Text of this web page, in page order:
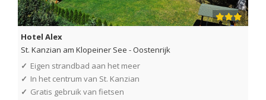
Hotel Alex
St. Kanzian am Klopeiner See -Oostenrijk
✓ Eigen strandbad aan het meer
✓ In het centrum van St. Kanzian
✓ Gratis gebruik van fietsen